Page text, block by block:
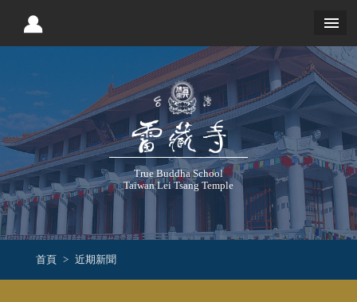
True Buddha School
Taiwan Lei Tsang Temple
首頁 近期新聞